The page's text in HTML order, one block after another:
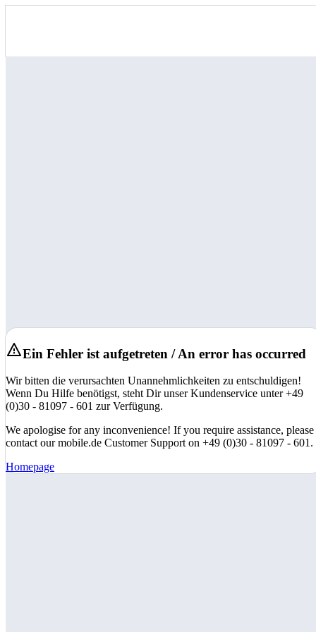
Ein Fehler ist aufgetreten / An error has occurred
Wir bitten die verursachten Unannehmlichkeiten zu entschuldigen!
Wenn Du Hilfe benötigst, steht Dir unser Kundenservice unter +49
(0)30 - 81097 - 601 zur Verfügung.
We apologise for any inconvenience! If you require assistance, please
contact our mobile.de Customer Support on +49 (0)30 - 81097 - 601.
Homepage